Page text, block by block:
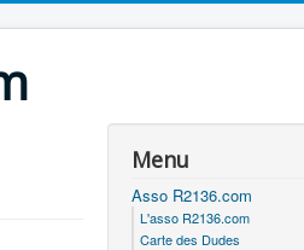
Menu
Asso R2136.com
L'asso R2136.com
Carte des Dudes